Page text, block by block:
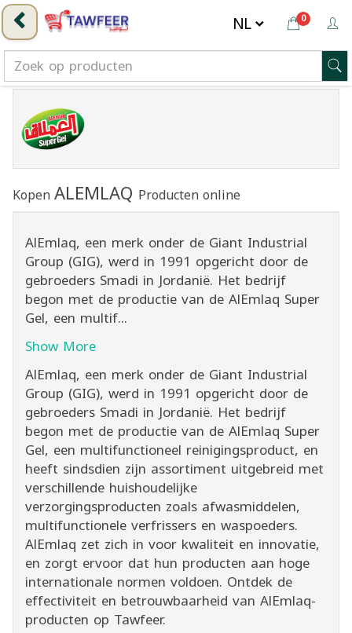
0
KopenALEMLAQ Producten online
AlEmlaq, een merk onder de Giant Industrial
Group (GIG), werd in 1991 opgericht door de
gebroeders Smadi in Jordanië. Het bedrijf
begon met de productie van de AlEmlaq Super
Gel, een multif...
Show More
AlEmlaq, een merk onder de Giant Industrial
Group (GIG), werd in 1991 opgericht door de
gebroeders Smadi in Jordanië. Het bedrijf
begon met de productie van de AlEmlaq Super
Gel, een multifunctioneel reinigingsproduct, en
heeft sindsdien zijn assortiment uitgebreid met
verschillende huishoudelijke
verzorgingsproducten zoals afwasmiddelen,
multifunctionele verfrissers en waspoeders.
AlEmlaq zet zich in voor kwaliteit en innovatie,
en zorgt ervoor dat hun producten aan hoge
internationale normen voldoen. Ontdek de
effectiviteit en betrouwbaarheid van AlEmlaq-
producten op Tawfeer.